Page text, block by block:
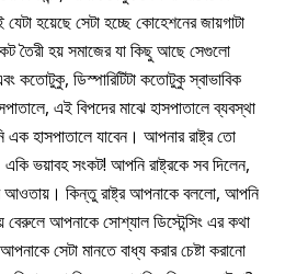
হয়েছে সেটা হচ্ছে কোহেশনের জায়গাটা
তৈরী হয় সমাজের যা কিছু আছে সেগুলো
কতোটুকু, ডিস্পারিটিটা কতোটুকু স্বাভাবিক
এই বিপদের মাঝে হাসপাতালে ব্যবস্থা
এক হাসপাতালে যাবেন। আপনার রাষ্ট্র তো
ভয়াবহ সংকট! আপনি রাষ্ট্রকে সব দিলেন,
আওতায়। কিন্তু রাষ্ট্র আপনাকে বললো, আপনি
বেরুলে আপনাকে সোশ্যাল ডিস্টেন্সিং এর কথা
সেটা মানতে বাধ্য করার চেষ্টা করানো